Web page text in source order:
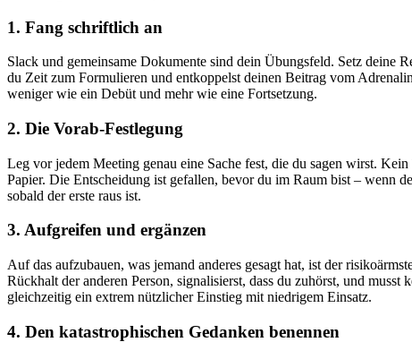
1. Fang schriftlich an
Slack und gemeinsame Dokumente sind dein Übungsfeld. Setz deine
du Zeit zum Formulieren und entkoppelst deinen Beitrag vom
weniger wie ein Debüt und mehr wie eine Fortsetzung.
2. Die Vorab-Festlegung
Leg vor jedem Meeting genau eine Sache fest, die du sagen wirst.
Papier. Die Entscheidung ist gefallen, bevor du im Raum bist – wenn
sobald der erste raus ist.
3. Aufgreifen und ergänzen
Auf das aufzubauen, was jemand anderes gesagt hat, ist der
Rückhalt der anderen Person, signalisierst, dass du zuhörst, und
gleichzeitig ein extrem nützlicher Einstieg mit niedrigem Einsatz.
4. Den katastrophischen Gedanken benennen